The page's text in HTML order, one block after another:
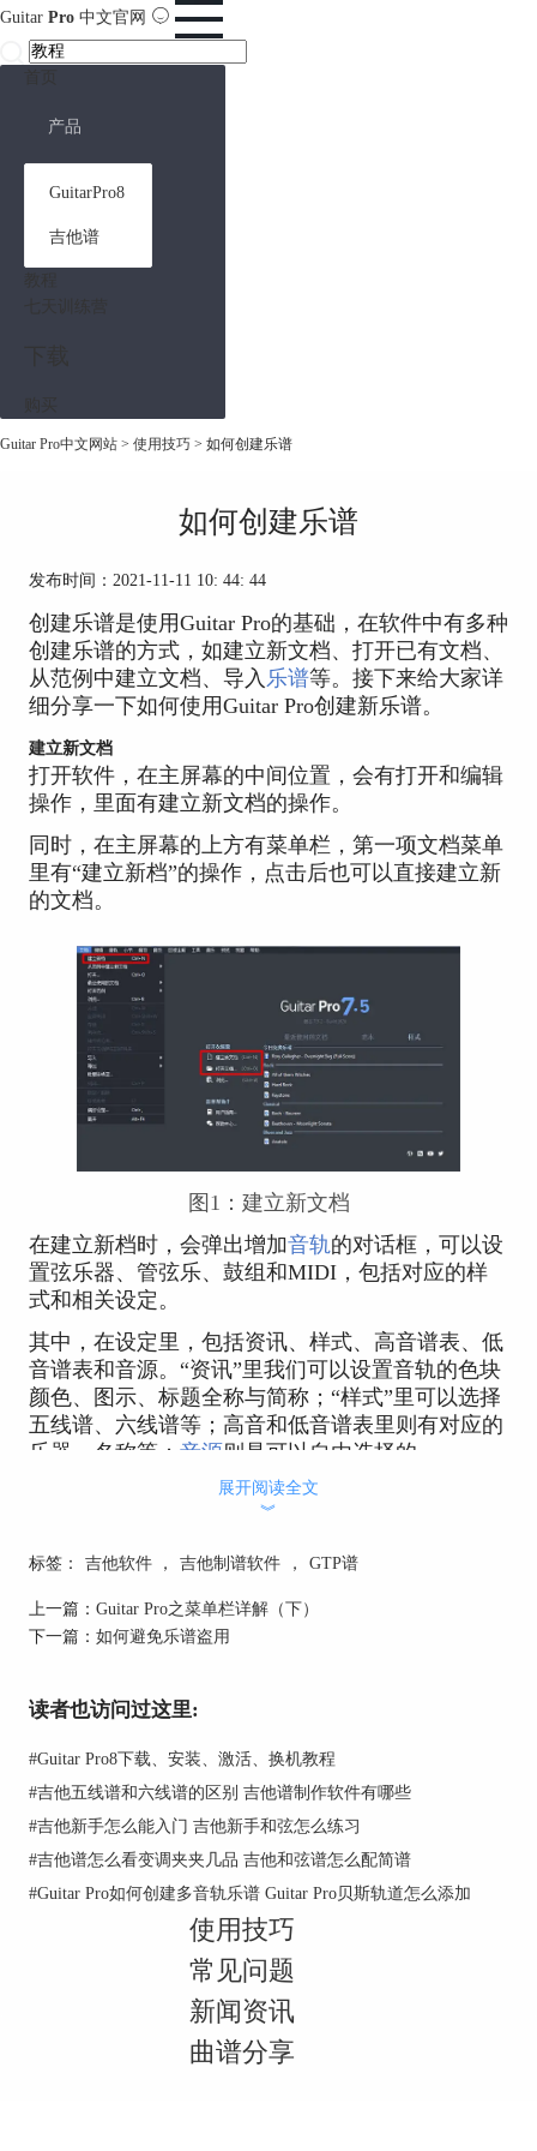
Guitar Pro 中文官网
产品
GuitarPro8
吉他谱
Guitar Pro中文网站 > 使用技巧 > 如何创建乐谱
如何创建乐谱
发布时间：2021-11-11 10: 44: 44
创建乐谱是使用Guitar Pro的基础，在软件中有多种
创建乐谱的方式，如建立新文档、打开已有文档、
从范例中建立文档、导入 乐谱等。接下来给大家详
细分享一下如何使用Guitar Pro创建新乐谱。
建立新文档
打开软件，在主屏幕的中间位置，会有打开和编辑
操作，里面有建立新文档的操作。
同时，在主屏幕的上方有菜单栏，第一项文档菜单
里有“建立新档”的操作，点击后也可以直接建立新
的文档。
图1：建立新文档
在建立新档时，会弹出增加音轨的对话框，可以设
置弦乐器、管弦乐、鼓组和MIDI，包括对应的样
式和相关设定。
其中，在设定里，包括资讯、样式、高音谱表、低
音谱表和音源。“资讯”里我们可以设置音轨的色块
颜色、图示、标题全称与简称；“样式”里可以选择
五线谱、六线谱等；高音和低音谱表里则有对应的
乐器、名称等； 音源则是可以自由选择的。
图2：增加音轨
同时，还可以对曲谱信息，如标题、艺人名字等，
还有曲谱的拍号、拍速、调号等进行设置。
另外，软件中也存储有一些范例，可以点击文档菜
单中的“从范例中建立新文档”，快速建立文档。
展开阅读全文
︾
标签： 吉他软件 ， 吉他制谱软件 ， GTP谱
上一篇： Guitar Pro之菜单栏详解（下）
下一篇： 如何避免乐谱盗用
读者也访问过这里:
#Guitar Pro8下载、安装、激活、换机教程
#吉他五线谱和六线谱的区别 吉他谱制作软件有哪些
#吉他新手怎么能入门 吉他新手和弦怎么练习
#吉他谱怎么看变调夹夹几品 吉他和弦谱怎么配简谱
#Guitar Pro如何创建多音轨乐谱 Guitar Pro贝斯轨道怎么添加
使用技巧
常见问题
新闻资讯
曲谱分享